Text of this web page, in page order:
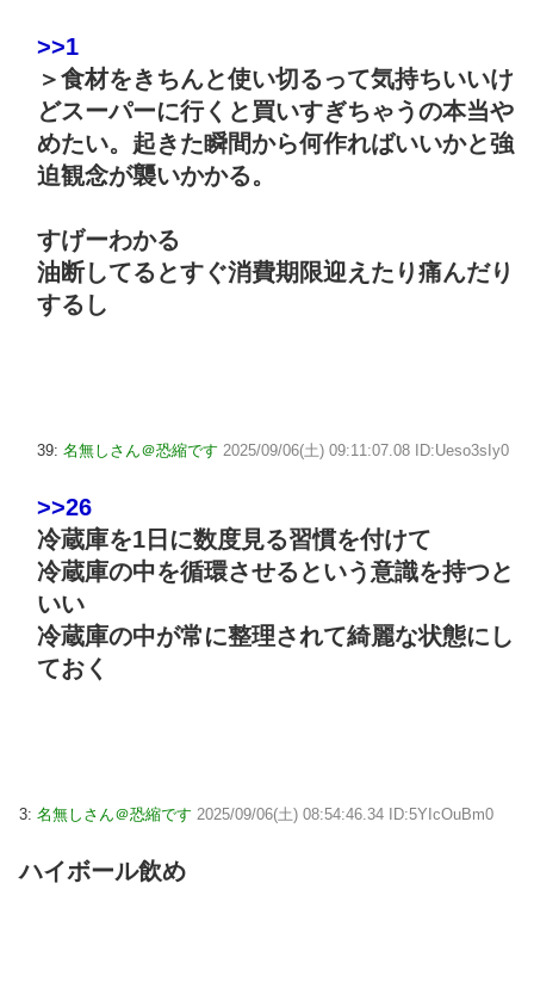
>>1
＞食材をきちんと使い切るって気持ちいいけ
どスーパーに行くと買いすぎちゃうの本当や
めたい。起きた瞬間から何作ればいいかと強
迫観念が襲いかかる。
すげーわかる
油断してるとすぐ消費期限迎えたり痛んだり
するし
39: 名無しさん＠恐縮です 2025/09/06(土) 09:11:07.08 ID:Ueso3sIy0
>>26
冷蔵庫を1日に数度見る習慣を付けて
冷蔵庫の中を循環させるという意識を持つと
いい
冷蔵庫の中が常に整理されて綺麗な状態にし
ておく
3: 名無しさん＠恐縮です 2025/09/06(土) 08:54:46.34 ID:5YIcOuBm0
ハイボール飲め